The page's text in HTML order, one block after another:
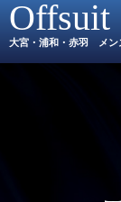
Offsuit
大宮・浦和・赤羽 メン